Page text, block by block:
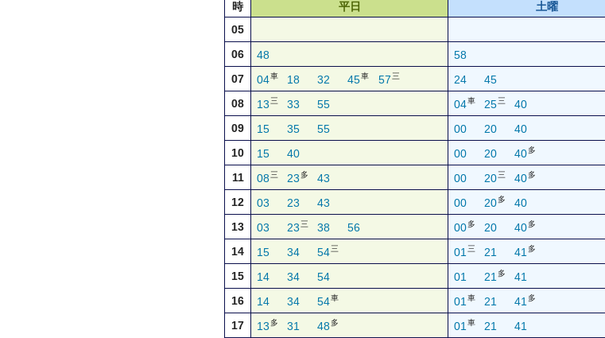
時 平日 土曜
05
06
48 58
07
04車 18 32 45車 57 三 24 45
08
13 三 33 55 04車 25三 40
09
15 35 55 00 20 40
10
15 40 00 20 40多
11 08三 23 多 43 00 20三 40多
12 03 23 43 00 20多 40
13
03 23 三 38 56 00多 20 40多
14 15 34 54三 01 三 21 41 多
15 14 34 54 01 21 多 41
16
14 34 54車 01 車 21 41 多
17 13 多 31 48多 01 車 21 41